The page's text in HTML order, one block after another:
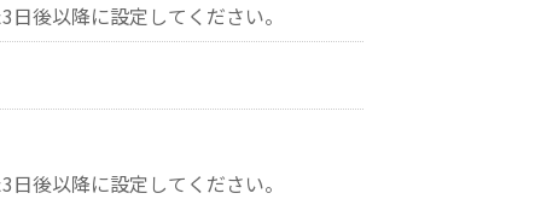
後以降に設定してください。
後以降に設定してください。